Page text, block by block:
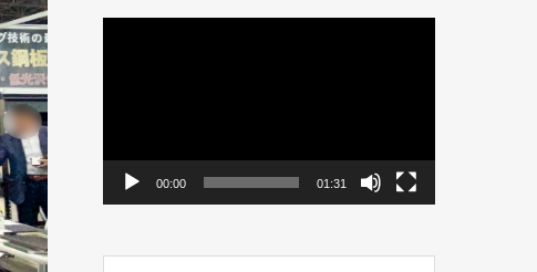
00:00 01:31